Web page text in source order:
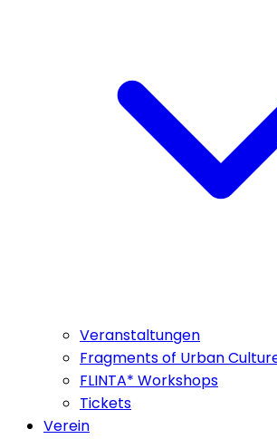
Veranstaltungen
Fragments of Urban
FLINTA* Workshops
Tickets
Verein